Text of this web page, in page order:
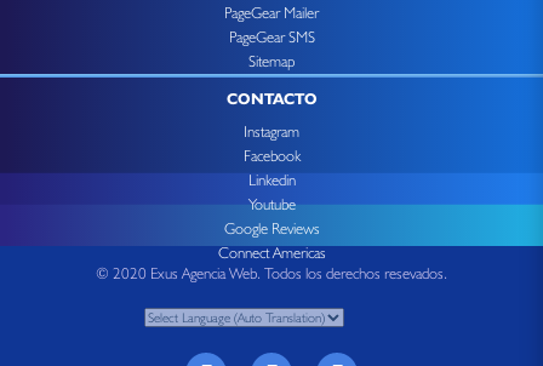
PageGear Mailer
PageGear SMS
Sitemap
CONTACTO
Instagram
Facebook
Linkedin
Youtube
Google Reviews
Connect Americas
© 2020 Exus Agencia Web. Todos los derechos resevados.